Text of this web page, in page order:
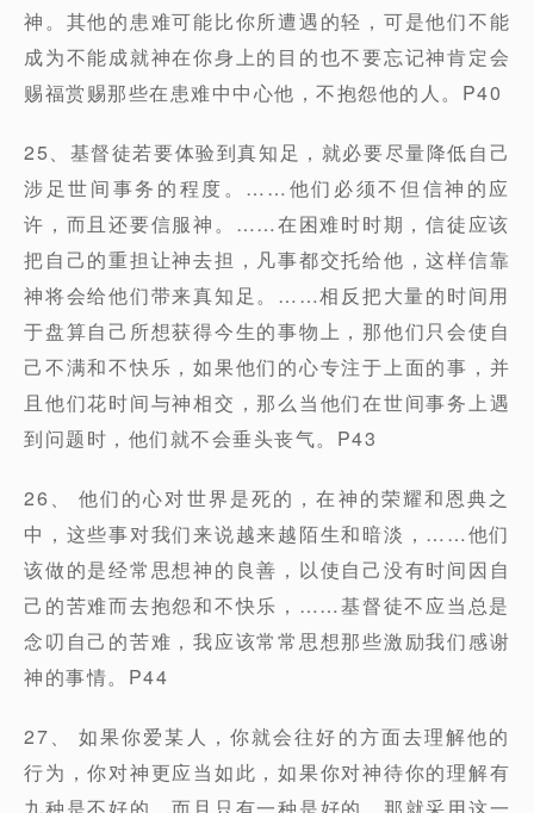
神。其他的患难可能比你所遭遇的轻，可是他们不能
成为不能成就神在你身上的目的也不要忘记神肯定会
赐福赏赐那些在患难中中心他，不抱怨他的人。P40
25、基督徒若要体验到真知足，就必要尽量降低自己
涉足世间事务的程度。……他们必须不但信神的应
许，而且还要信服神。……在困难时时期，信徒应该
把自己的重担让神去担，凡事都交托给他，这样信靠
神将会给他们带来真知足。……相反把大量的时间用
于盘算自己所想获得今生的事物上，那他们只会使自
己不满和不快乐，如果他们的心专注于上面的事，并
且他们花时间与神相交，那么当他们在世间事务上遇
到问题时，他们就不会垂头丧气。P43
26、 他们的心对世界是死的，在神的荣耀和恩典之
中，这些事对我们来说越来越陌生和暗淡，……他们
该做的是经常思想神的良善，以使自己没有时间因自
己的苦难而去抱怨和不快乐，……基督徒不应当总是
念叨自己的苦难，我应该常常思想那些激励我们感谢
神的事情。P44
27、 如果你爱某人，你就会往好的方面去理解他的
行为，你对神更应当如此，如果你对神待你的理解有